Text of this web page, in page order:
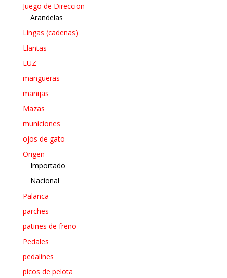
Juego de Direccion
Arandelas
Lingas (cadenas)
Llantas
LUZ
mangueras
manijas
Mazas
municiones
ojos de gato
Origen
Importado
Nacional
Palanca
parches
patines de freno
Pedales
pedalines
picos de pelota